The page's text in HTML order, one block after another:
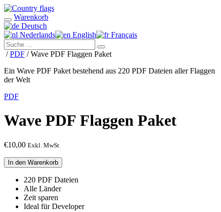
Warenkorb
Deutsch
Nederlands
English Français
/PDF / Wave PDF Flaggen Paket
Ein Wave PDF Paket bestehend aus 220 PDF Dateien aller Flaggen
der Welt
PDF
Wave PDF Flaggen Paket
€10,00 Exkl. MwSt
Wave
PDF
Flaggen
Paket
Menge
In den Warenkorb
220 PDF Dateien
Alle Länder
Zeit sparen
Ideal für Developer